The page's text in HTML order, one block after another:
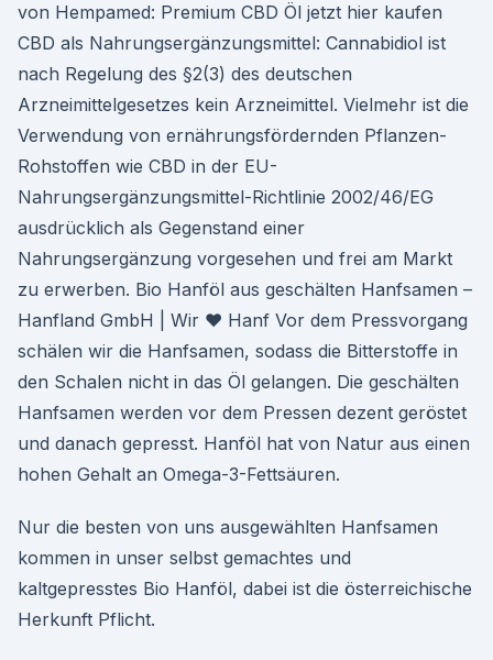
von Hempamed: Premium CBD Öl jetzt hier kaufen
CBD als Nahrungsergänzungsmittel: Cannabidiol ist
nach Regelung des §2(3) des deutschen
Arzneimittelgesetzes kein Arzneimittel. Vielmehr ist die
Verwendung von ernährungsfördernden Pflanzen-
Rohstoffen wie CBD in der EU-
Nahrungsergänzungsmittel-Richtlinie 2002/46/EG
ausdrücklich als Gegenstand einer
Nahrungsergänzung vorgesehen und frei am Markt
zu erwerben. Bio Hanföl aus geschälten Hanfsamen –
Hanfland GmbH | Wir ♥ Hanf Vor dem Pressvorgang
schälen wir die Hanfsamen, sodass die Bitterstoffe in
den Schalen nicht in das Öl gelangen. Die geschälten
Hanfsamen werden vor dem Pressen dezent geröstet
und danach gepresst. Hanföl hat von Natur aus einen
hohen Gehalt an Omega-3-Fettsäuren.
Nur die besten von uns ausgewählten Hanfsamen
kommen in unser selbst gemachtes und
kaltgepresstes Bio Hanföl, dabei ist die österreichische
Herkunft Pflicht.